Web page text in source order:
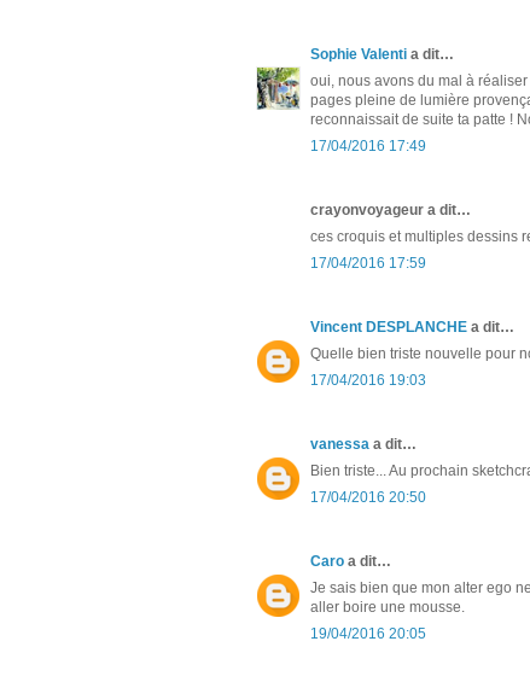
Sophie Valenti a dit…
oui, nous avons du mal à
pages pleine de lumière
reconnaissait de suite ta patte !
17/04/2016 17:49
crayonvoyageur a dit…
ces croquis et multiples dessins
17/04/2016 17:59
Vincent DESPLANCHE a dit…
Quelle bien triste nouvelle pour
17/04/2016 19:03
vanessa a dit…
Bien triste... Au prochain
17/04/2016 20:50
Caro a dit…
Je sais bien que mon alter ego
aller boire une mousse.
19/04/2016 20:05